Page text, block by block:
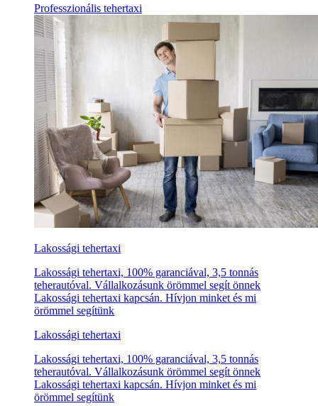
Professzionális tehertaxi
Lakossági tehertaxi
Lakossági tehertaxi, 100% garanciával, 3,5 tonnás
teherautóval. Vállalkozásunk örömmel segít önnek
Lakossági tehertaxi kapcsán. Hívjon minket és mi
örömmel segítünk
Lakossági tehertaxi
Lakossági tehertaxi, 100% garanciával, 3,5 tonnás
teherautóval. Vállalkozásunk örömmel segít önnek
Lakossági tehertaxi kapcsán. Hívjon minket és mi
örömmel segítünk